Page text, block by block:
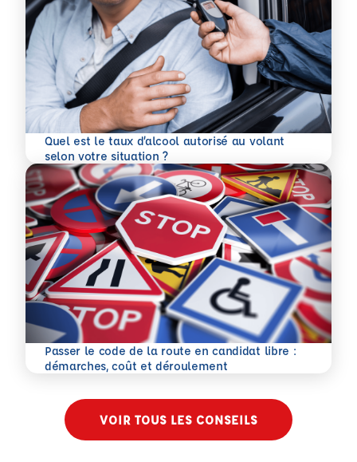
Quel est le taux d’alcool autorisé au volant
selon votre situation ?
En savoir plus
Passer le code de la route en candidat libre :
démarches, coût et déroulement
En savoir plus
VOIR TOUS LES CONSEILS